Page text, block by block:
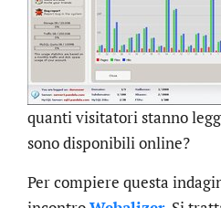
quanti visitatori stanno
sono disponibili online?
Per compiere questa